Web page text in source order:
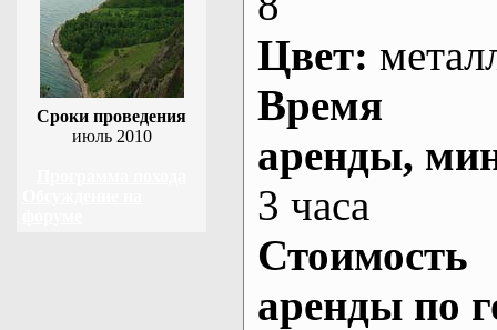
Сроки проведения
июль 2010
Цвет:
Время
аренды,
3 часа
Стоимость
аренды по